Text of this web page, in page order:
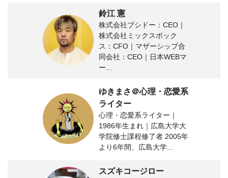
鈴江 憲
株式会社ブシドー：CEO｜
株式会社ミックスボック
ス：CFO｜マザーシップ合
同会社：CEO｜日本WEBマ
ー...
ゆきまさ＠心理・恋愛系
ライター
心理・恋愛系ライター｜
1986年生まれ｜広島大学大
学院修士課程修了者 2005年
より6年間、広島大学...
スズキコージロー